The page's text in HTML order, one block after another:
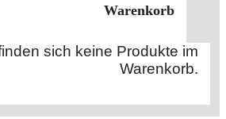
Warenkorb
sich keine Produkte im
Warenkorb.